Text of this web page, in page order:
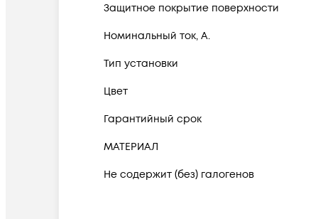
Защитное покрытие поверхности
Номинальный ток, А.
Тип установки
Цвет
Гарантийный срок
МАТЕРИАЛ
Не содержит (без) галогенов